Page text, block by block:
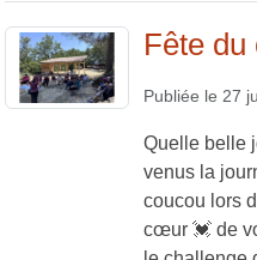
Fête du
Publiée le 27
Quelle belle
venus la
coucou lors
cœur 💓 de